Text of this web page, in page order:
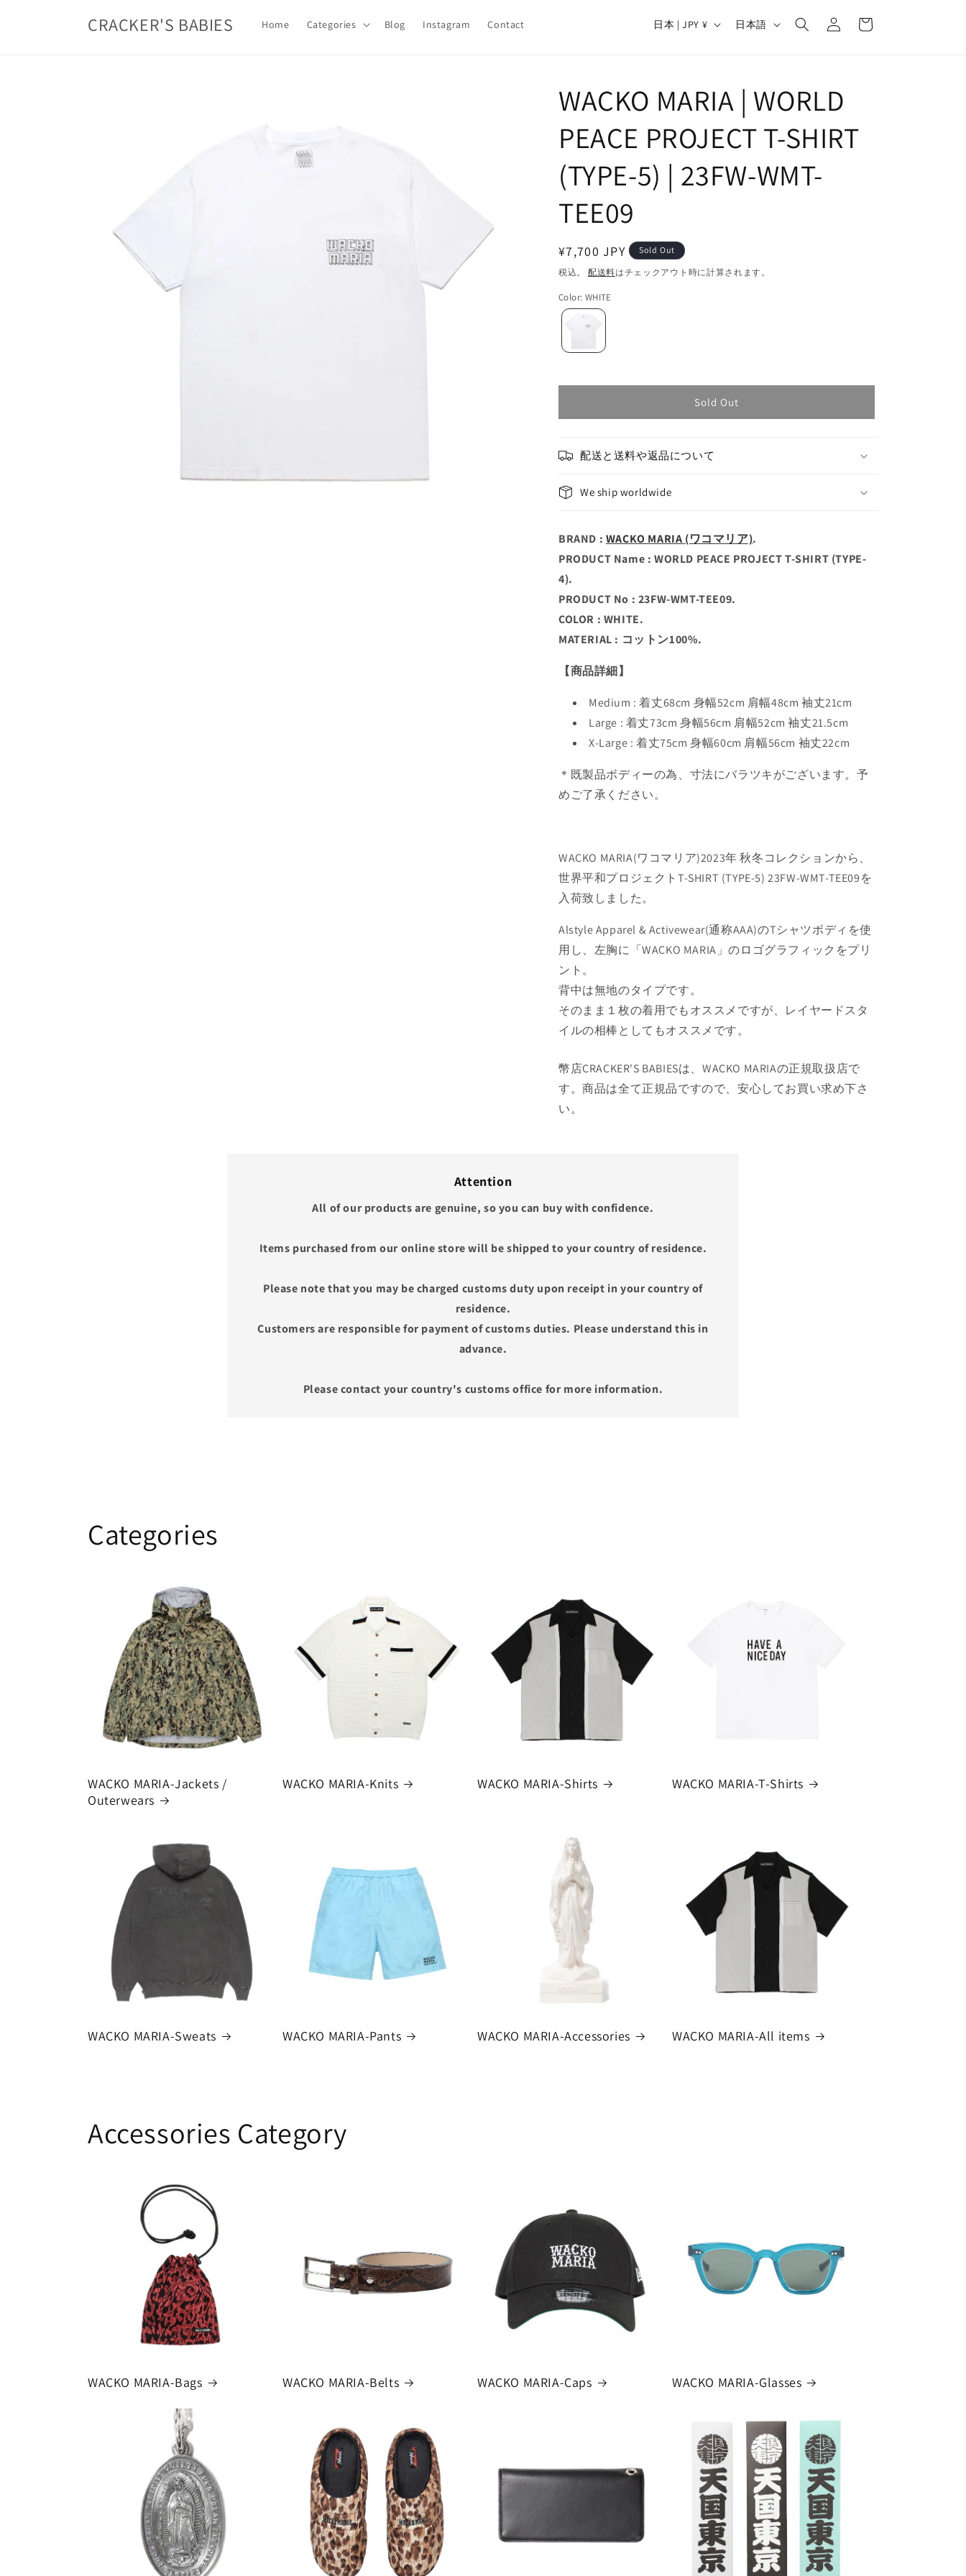
CRACKER'S BABIES Home Categories Blog Instagram Contact
国
域
日本 | JPY ¥
言
日本語
グ
イ
ー
WACKO MARIA | WORLD
PEACE PROJECT T-SHIRT
(TYPE-5) | 23FW-WMT-
TEE09
通
常
価
格
¥7,700 JPY Sold Out
税込。 配送料はチェックアウト時に計算されます。
Color: WHITE
Sold Out
配送と送料や返品について
We ship worldwide
BRAND : WACKO MARIA (ワコマリア).
PRODUCT Name : WORLD PEACE PROJECT T-SHIRT (TYPE-
4).
PRODUCT No : 23FW-WMT-TEE09.
COLOR : WHITE.
MATERIAL : コットン100%.
【商品詳細】
Medium : 着丈68cm 身幅52cm 肩幅48cm 袖丈21cm
Large : 着丈73cm 身幅56cm 肩幅52cm 袖丈21.5cm
X-Large : 着丈75cm 身幅60cm 肩幅56cm 袖丈22cm
＊既製品ボディーの為、寸法にバラツキがございます。予
めご了承ください。
WACKO MARIA(ワコマリア)2023年 秋冬コレクションから、
世界平和プロジェクトT-SHIRT (TYPE-5) 23FW-WMT-TEE09を
入荷致しました。
Alstyle Apparel & Activewear(通称AAA)のTシャツボディを使
用し、左胸に「WACKO MARIA」のロゴグラフィックをプリ
ント。
背中は無地のタイプです。
そのまま１枚の着用でもオススメですが、レイヤードスタ
イルの相棒としてもオススメです。
幣店CRACKER'S BABIESは、WACKO MARIAの正規取扱店で
す。商品は全て正規品ですので、安心してお買い求め下さ
い。
Attention
All of our products are genuine, so you can buy with confidence.
Items purchased from our online store will be shipped to your country of residence.
Please note that you may be charged customs duty upon receipt in your country of
residence.
Customers are responsible for payment of customs duties. Please understand this in
advance.
Please contact your country's customs office for more information.
Categories
WACKO MARIA-Jackets /
Outerwears
WACKO MARIA-Knits WACKO MARIA-Shirts WACKO MARIA-T-Shirts
WACKO MARIA-Sweats WACKO MARIA-Pants WACKO MARIA-Accessories WACKO MARIA-All items
Accessories Category
WACKO MARIA-Bags WACKO MARIA-Belts WACKO MARIA-Caps WACKO MARIA-Glasses